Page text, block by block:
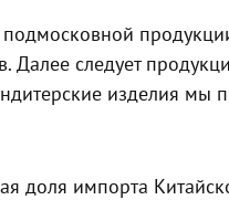
следует
изделия мы
доля импорта